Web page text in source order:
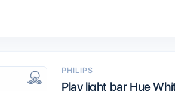
PHILIPS
Play light bar Hue